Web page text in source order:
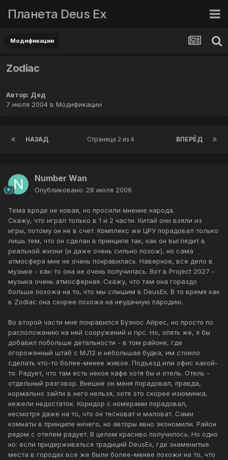
Планета Deus Ex
Модификации
Zodiac
Автор: Дед
7 июля 2004 в Модификации
НАЗАД ВПЕРЁД
Страница 2 из 4
Number Wan
Опубликовано: 28 июля 2006
Тема вроде не новая, но просили мнение народа.
Скажу, что играл только в 1 и 2 части. Китай они взяли из
игры, потому он не в счет. Комплекс же ЦРУ порадовал только
лишь тем, что он сделан в принципе так, как он выглядит в
реальной жизни (и даже очень сильно похож), но сама
атмосфера мне не очень понравилась. Наверное, все дело в
музыке - как-то она не очень получилась. Вот в Project 2027 -
музыка очень атмосферная. Скажу, что там она гораздо
больше похожа на то, что мы слышим в DeusEx. В то время как
в Zodiac она скорее похожа на неудачную пародию.
Во второй части мне понравился Буэнос Айрес, но просто по
расположению на ней сооружений и npc. Но, опять же, я бы
добавил побольше детальности - в том районе, где
огороженный штаб с MJ12 и небольшая будка, им стоило
сделать что-то более-менее живое. Подъезд или офис какой-
то. Радует, что там есть некое кафе хотя бы и отель. Отель -
отдельный разговор. Внешне он меня порадовал, правда,
нормально зайти в него нельзя, хотя это скорее изюминка,
нежели недостаток. Коридор с номерами порадовал,
несмотря даже на то, что он тесноват и маловат. Сами
комнаты в принципе ничего, но авторы явно экономили. Район
рядом с отелем радует. В целом красиво получилось. Но одно
но: если придерживаться традиций DeusEx, где знаменитые
места в городах все же были более-менее похожи на то, что